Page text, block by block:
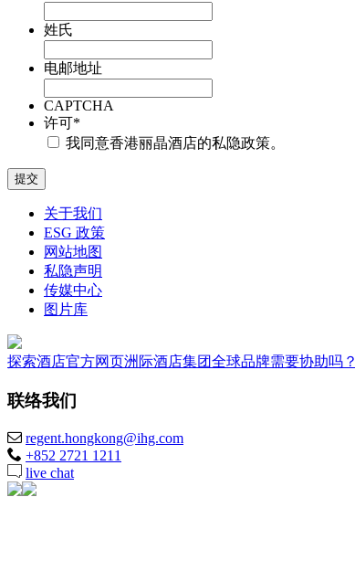
姓氏
电邮地址
CAPTCHA
许可*
我同意香港丽晶酒店的私隐政策。
关于我们
ESG 政策
网站地图
私隐声明
传媒中心
图片库
探索酒店官方网页洲际酒店集团全球品牌需要协助吗？
联络我们
regent.hongkong@ihg.com
+852 2721 1211
live chat